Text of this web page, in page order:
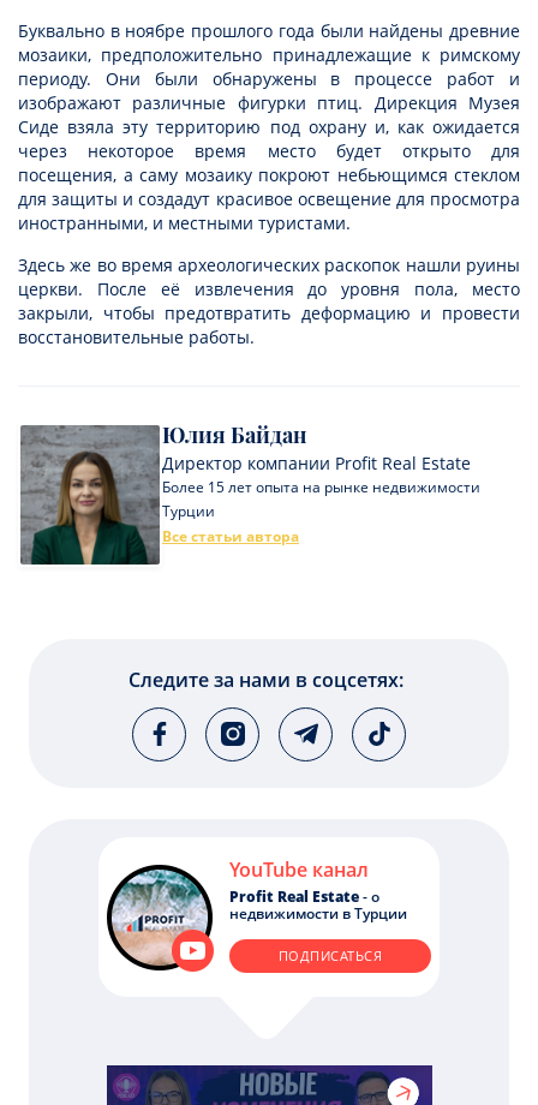
Буквально в ноябре прошлого года были найдены древние
мозаики, предположительно принадлежащие к римскому
периоду. Они были обнаружены в процессе работ и
изображают различные фигурки птиц. Дирекция Музея
Сиде взяла эту территорию под охрану и, как ожидается
через некоторое время место будет открыто для
посещения, а саму мозаику покроют небьющимся стеклом
для защиты и создадут красивое освещение для просмотра
иностранными, и местными туристами.
Здесь же во время археологических раскопок нашли руины
церкви. После её извлечения до уровня пола, место
закрыли, чтобы предотвратить деформацию и провести
восстановительные работы.
Юлия Байдан
Директор компании Profit Real Estate
Более 15 лет опыта на рынке недвижимости
Турции
Все статьи автора
Следите за нами в соцсетях:
YouTube канал
Profit Real Estate- о
недвижимости в Турции
ПОДПИСАТЬСЯ